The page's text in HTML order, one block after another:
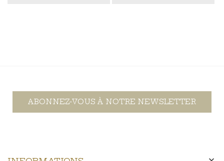
ABONNEZ-VOUS À NOTRE NEWSLETTER